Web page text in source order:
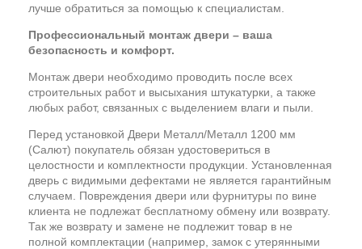
лучше обратиться за помощью к специалистам.
Профессиональный монтаж двери – ваша
безопасность и комфорт.
Монтаж двери необходимо проводить после всех
строительных работ и высыхания штукатурки, а также
любых работ, связанных с выделением влаги и пыли.
Перед установкой Двери Металл/Металл 1200 мм
(Салют) покупатель обязан удостовериться в
целостности и комплектности продукции. Установленная
дверь с видимыми дефектами не является гарантийным
случаем. Повреждения двери или фурнитуры по вине
клиента не подлежат бесплатному обмену или возврату.
Так же возврату и замене не подлежит товар в не
полной комплектации (например, замок с утерянными